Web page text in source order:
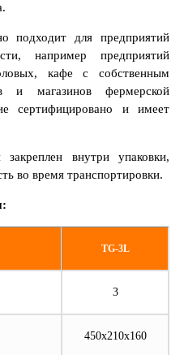
подходит для предприятий
например предприятий
кафе с собственным
и магазинов фермерской
сертифицировано и имеет
внутри упаковки,
во время транспортировки.
TG-3L
3
450х210х160